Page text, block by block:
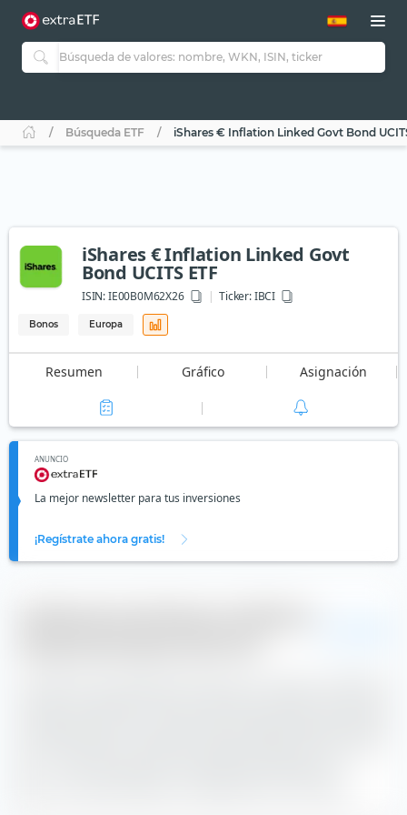
Búsqueda ETF iShares € Inflation Linked Govt Bond
iShares € Inflation Linked Govt
Bond UCITS ETF
ISIN:IE00B0M62X26 Ticker:IBCI
Bonos Europa
Resumen Gráfico Asignación
ANUNCIO
La mejor newsletter para tus inversiones
¡Regístrate ahora gratis!